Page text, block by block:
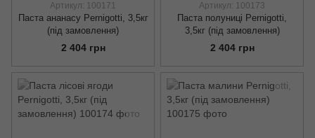
Артикул: 100171
Паста ананасу Pernigotti, 3,5кг
(під замовлення)
2 404 грн
Артикул: 100173
Паста полуниці Pernigotti,
3,5кг (під замовлення)
2 404 грн